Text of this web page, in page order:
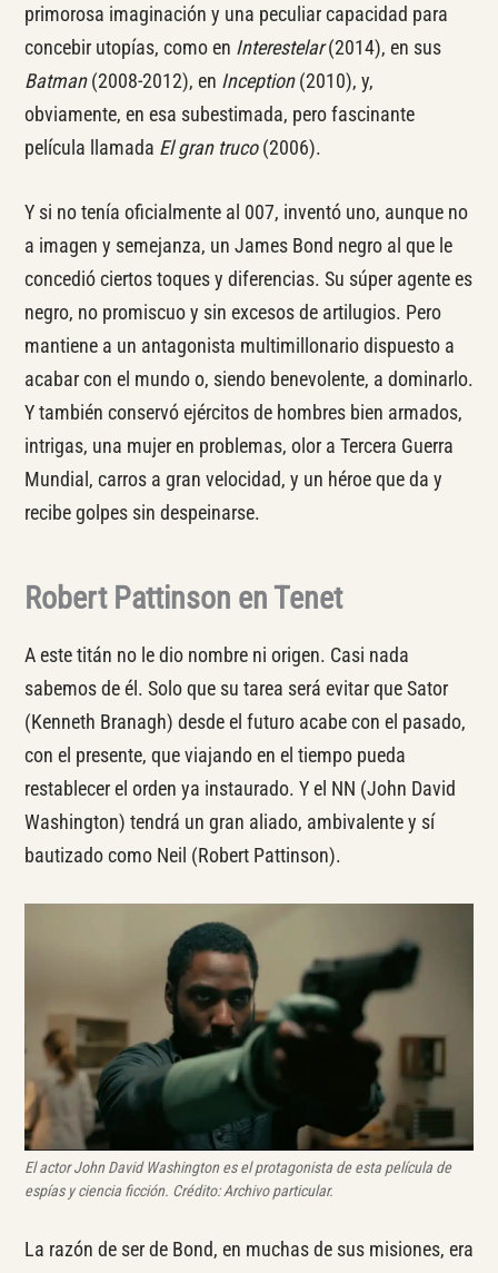
primorosa imaginación y una peculiar capacidad para
concebir utopías, como en Interestelar(2014), en sus
Batman(2008-2012), en Inception(2010), y,
obviamente, en esa subestimada, pero fascinante
película llamada El gran truco(2006).
Y si no tenía oficialmente al 007, inventó uno, aunque no
a imagen y semejanza, un James Bond negro al que le
concedió ciertos toques y diferencias. Su súper agente es
negro, no promiscuo y sin excesos de artilugios. Pero
mantiene a un antagonista multimillonario dispuesto a
acabar con el mundo o, siendo benevolente, a dominarlo.
Y también conservó ejércitos de hombres bien armados,
intrigas, una mujer en problemas, olor a Tercera Guerra
Mundial, carros a gran velocidad, y un héroe que da y
recibe golpes sin despeinarse.
Robert Pattinson en Tenet
A este titán no le dio nombre ni origen. Casi nada
sabemos de él. Solo que su tarea será evitar que Sator
(Kenneth Branagh) desde el futuro acabe con el pasado,
con el presente, que viajando en el tiempo pueda
restablecer el orden ya instaurado. Y el NN (John David
Washington) tendrá un gran aliado, ambivalente y sí
bautizado como Neil (Robert Pattinson).
El actor John David Washington es el protagonista de esta película de
espías y ciencia ficción. Crédito: Archivo particular.
La razón de ser de Bond, en muchas de sus misiones, era